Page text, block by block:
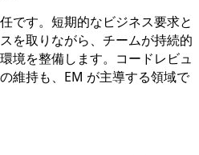
です。短期的なビジネス要求と
を取りながら、チームが持続的
境を整備します。コードレビュ
維持も、EM が主導する領域で